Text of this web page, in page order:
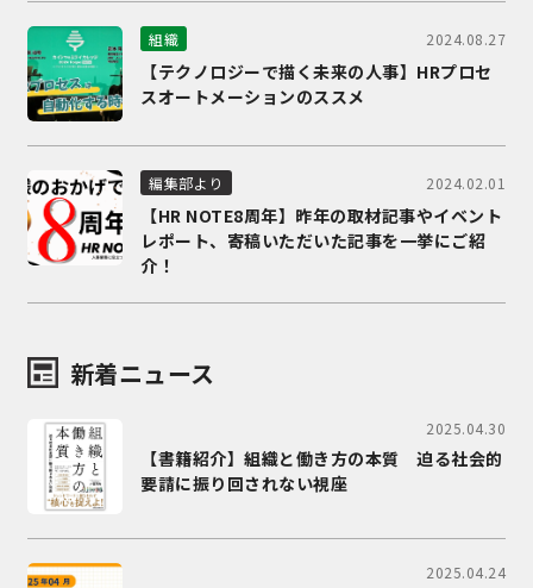
組織 2024.08.27
【テクノロジーで描く未来の人事】HRプロセ
スオートメーションのススメ
編集部より 2024.02.01
【HR NOTE8周年】昨年の取材記事やイベント
レポート、寄稿いただいた記事を一挙にご紹
介！
新着ニュース
2025.04.30
【書籍紹介】組織と働き方の本質 迫る社会的
要請に振り回されない視座
2025.04.24